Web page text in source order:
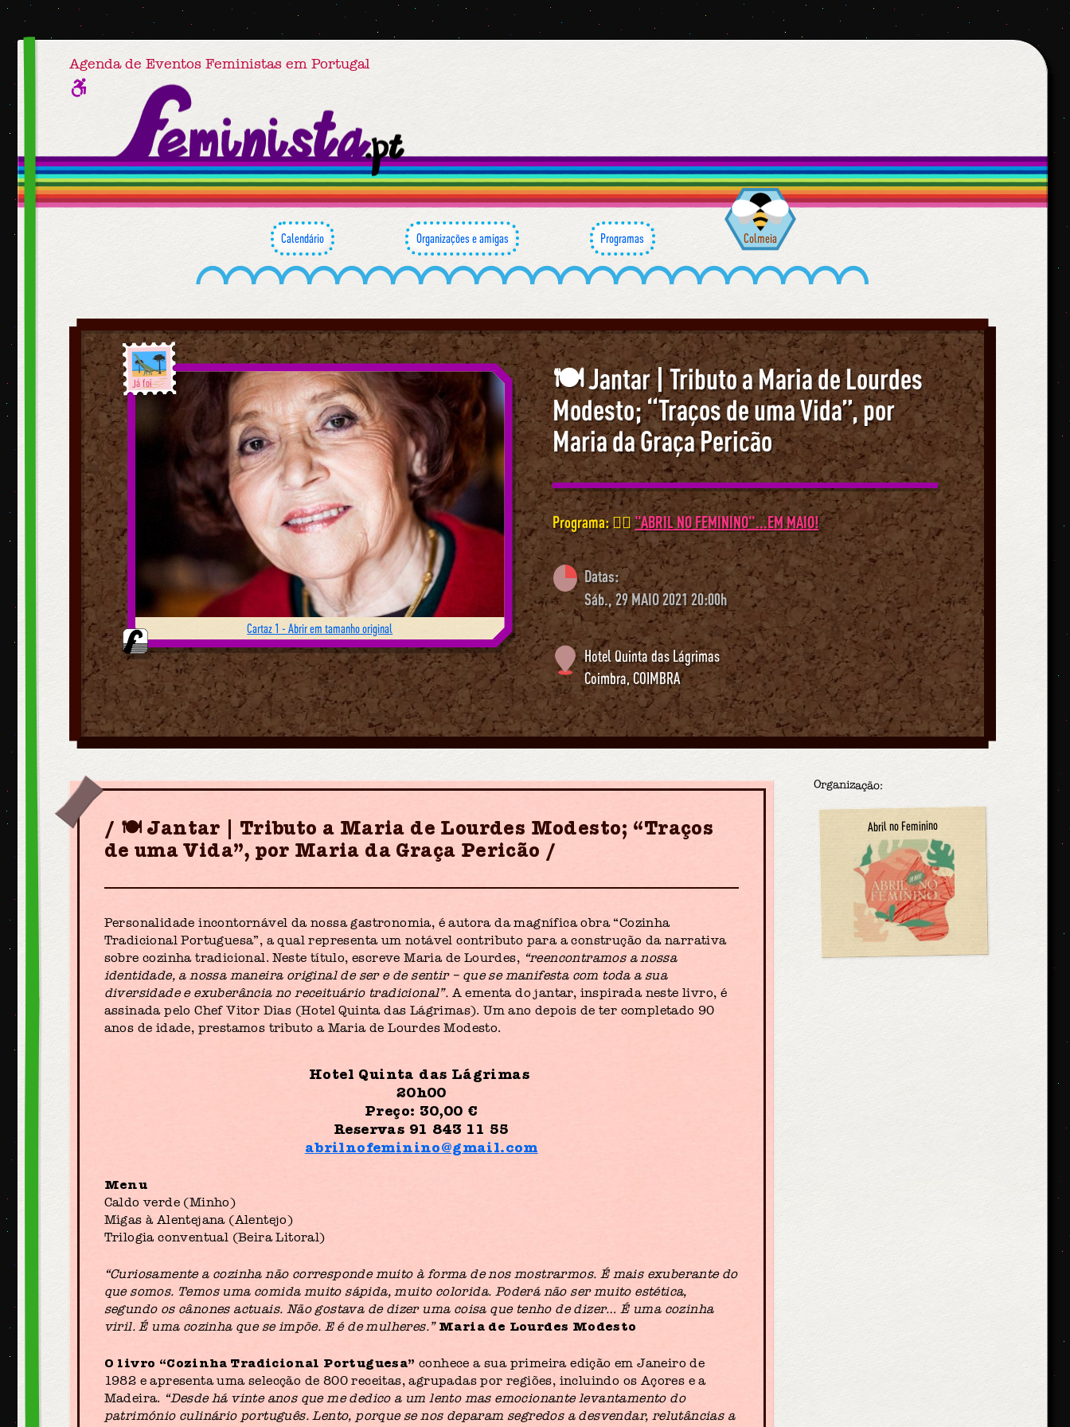
Agenda de Eventos Feministas em Portugal
Calendário Organizações e amigas Programas Colmeia
🍽 Jantar | Tributo a Maria de Lourdes
Modesto; “Traços de uma Vida”, por
Maria da Graça Pericão
Programa: 🦹‍♀️"ABRIL NO FEMININO"...EM MAIO!
Datas:
Sáb., 29 MAIO 2021 20:00h
Hotel Quinta das Lágrimas
Coimbra,COIMBRA
Já foi
Cartaz 1 - Abrir em tamanho original
🍽 Jantar | Tributo a Maria de Lourdes Modesto; “Traços
de uma Vida”, por Maria da Graça Pericão
Personalidade incontornável da nossa gastronomia, é autora da magnífica obra “Cozinha
Tradicional Portuguesa”, a qual representa um notável contributo para a construção da narrativa
sobre cozinha tradicional. Neste título, escreve Maria de Lourdes, “reencontramos a nossa
identidade, a nossa maneira original de ser e de sentir – que se manifesta com toda a sua
diversidade e exuberância no receituário tradicional”. A ementa do jantar, inspirada neste livro, é
assinada pelo Chef Vitor Dias (Hotel Quinta das Lágrimas). Um ano depois de ter completado 90
anos de idade, prestamos tributo a Maria de Lourdes Modesto.
Hotel Quinta das Lágrimas
20h00
Preço: 30,00 €
Reservas 91 843 11 55
abrilnofeminino@gmail.com
Menu
Caldo verde (Minho)
Migas à Alentejana (Alentejo)
Trilogia conventual (Beira Litoral)
“Curiosamente a cozinha não corresponde muito à forma de nos mostrarmos. É mais exuberante do
que somos. Temos uma comida muito sápida, muito colorida. Poderá não ser muito estética,
segundo os cânones actuais. Não gostava de dizer uma coisa que tenho de dizer… É uma cozinha
viril. É uma cozinha que se impõe. E é de mulheres.” Maria de Lourdes Modesto
O livro “Cozinha Tradicional Portuguesa” conhece a sua primeira edição em Janeiro de
1982 e apresenta uma selecção de 800 receitas, agrupadas por regiões, incluindo os Açores e a
Madeira. “Desde há vinte anos que me dedico a um lento mas emocionante levantamento do
património culinário português. Lento, porque se nos deparam segredos a desvendar, relutâncias a
Organização:
Abril no Feminino